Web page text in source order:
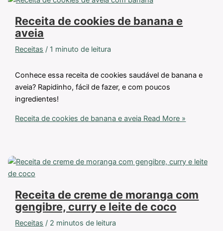
Receita de cookies de banana e
aveia
Receitas / 1 minuto de leitura
Conhece essa receita de cookies saudável de banana e
aveia? Rapidinho, fácil de fazer, e com poucos
ingredientes!
Receita de cookies de banana e aveia Read More »
Receita de creme de moranga com
gengibre, curry e leite de coco
Receitas / 2 minutos de leitura